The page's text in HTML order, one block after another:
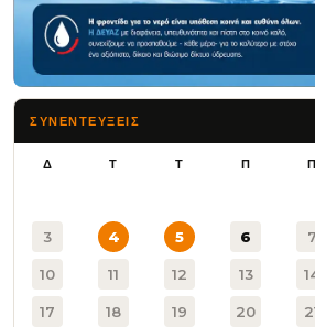
ΣΥΝΕΝΤΕΥΞΕΙΣ
Δ Τ Τ Π Π
3 4 5 6 7
10 11 12 13
17 18 19 20